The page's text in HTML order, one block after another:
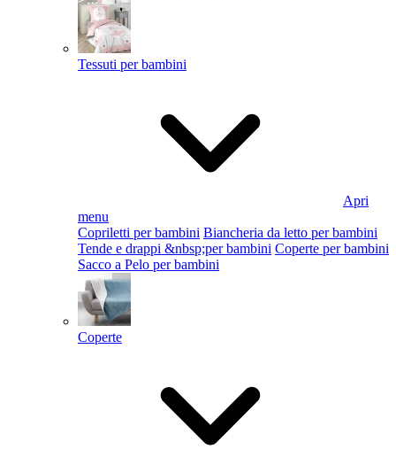
Tessuti per bambini
Apri
menu
Copriletti per bambini Biancheria da letto per bambini
Tende e drappi &nbsp;per bambini Coperte per bambini
Sacco a Pelo per bambini
Coperte